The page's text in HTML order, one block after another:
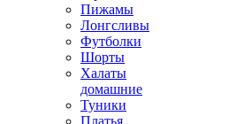
Пижамы
Лонгсливы
Футболки
Шорты
Халаты
домашние
Туники
Платья